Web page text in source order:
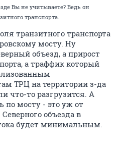
Вы не учитываете? Ведь он
транспорта.
транзитного транспорта
мосту. Ну
объезд, а прирост
а траффик который
ТРЦ на территории з-да
что-то разгрузится. А
по мосту - это уж от
объезда в
будет минимальным.